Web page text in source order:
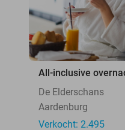
All-inclusive
De Elderschans
Aardenburg
Verkocht: 2.495